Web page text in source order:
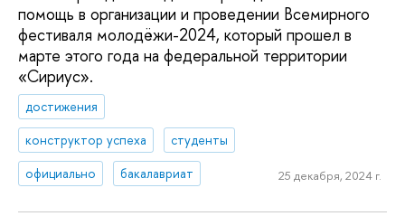
помощь в организации и проведении Всемирного
фестиваля молодёжи-2024, который прошел в
марте этого года на федеральной территории
«Сириус».
достижения
конструктор успеха
студенты
официально
бакалавриат 25 декабря, 2024 г.